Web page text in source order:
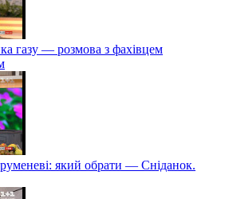
газу — розмова з фахівцем
який обрати — Сніданок.